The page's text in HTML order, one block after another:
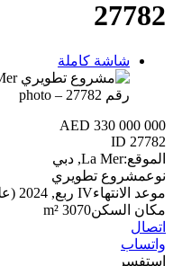
27782
شاشة كاملة
AED 330 000 000
ID 27782
الموقع:La Mer, دبي
نوعمشروع تطويري
موعد الانتهاءIV ربع, 2024 (على الخريطة)
مكان السكن3070 m²
اتصال
واتساب
استفسر